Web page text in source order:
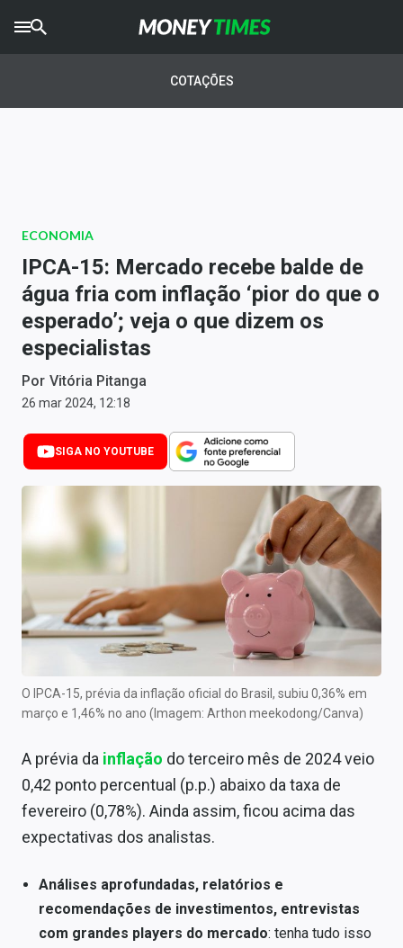
AGROTIMES
Newsletters
Money Trader
Anuncie
Últimas Notícias
Cotações
Comprar ou vender?
Carteiras Recomendadas
Central de Dividendos
Central de Fundos Imobiliários
Central dos IPOs
Renda Fixa
Mercados
Economia
Empresas
Brasil
Política
COTAÇÕES
ECONOMIA
IPCA-15: Mercado recebe balde de
água fria com inflação ‘pior do que o
esperado’; veja o que dizem os
especialistas
Por Vitória Pitanga
26 mar 2024, 12:18
SIGA NO YOUTUBE
O IPCA-15, prévia da inflação oficial do Brasil, subiu 0,36% em
março e 1,46% no ano (Imagem: Arthon meekodong/Canva)
A prévia da inflação do terceiro mês de 2024 veio
0,42 ponto percentual (p.p.) abaixo da taxa de
fevereiro (0,78%). Ainda assim, ficou acima das
expectativas dos analistas.
Análises aprofundadas, relatórios e
recomendações de investimentos, entrevistas
com grandes players do mercado: tenha tudo isso